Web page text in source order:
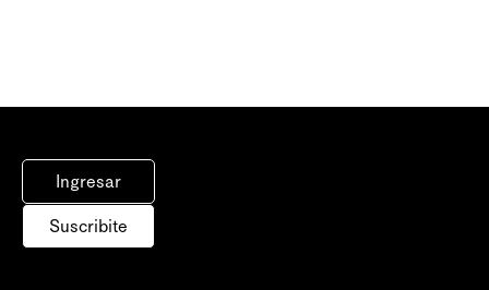
Ingresar
Suscribite